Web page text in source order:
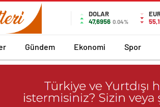
DOLAR
47,6956 0.04%
Gündem Ekonomi Spor